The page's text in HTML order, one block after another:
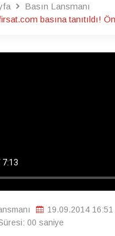
Basın Lansmanı
basına tanıtıldı!
19.09.2014 16:51
00 saniye